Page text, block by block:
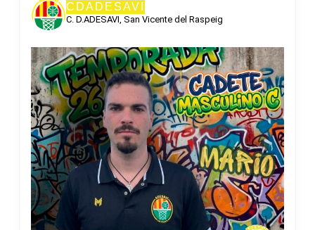
CDADESAVI
C. D.ADESAVI, San Vicente del Raspeig